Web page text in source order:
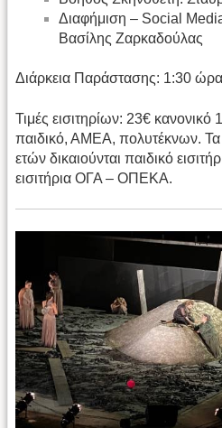
Διαφήμιση – Social
Βασίλης Ζαρκαδούλας
Διάρκεια Παράστασης: 1:30
Τιμές εισιτηρίων: 23€ κανονικό
παιδικό, ΑΜΕΑ, πολυτέκνων.
ετών δικαιούνται παιδικό
εισιτήρια ΟΓΑ – ΟΠΕΚΑ.